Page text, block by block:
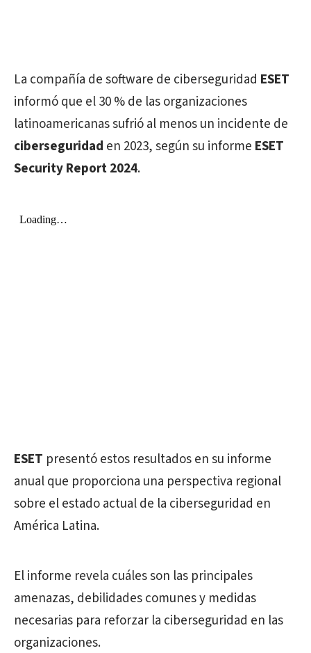
La compañía de software de ciberseguridad ESET
informó que el 30 % de las organizaciones
latinoamericanas sufrió al menos un incidente de
ciberseguridad en 2023, según su informe ESET
Security Report 2024.
ESET presentó estos resultados en su informe
anual que proporciona una perspectiva regional
sobre el estado actual de la ciberseguridad en
América Latina.
El informe revela cuáles son las principales
amenazas, debilidades comunes y medidas
necesarias para reforzar la ciberseguridad en las
organizaciones.